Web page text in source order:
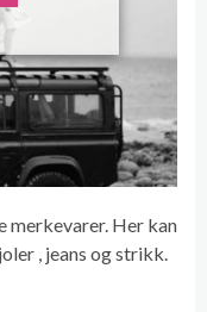
merkevarer. Her kan
, jeans og strikk.